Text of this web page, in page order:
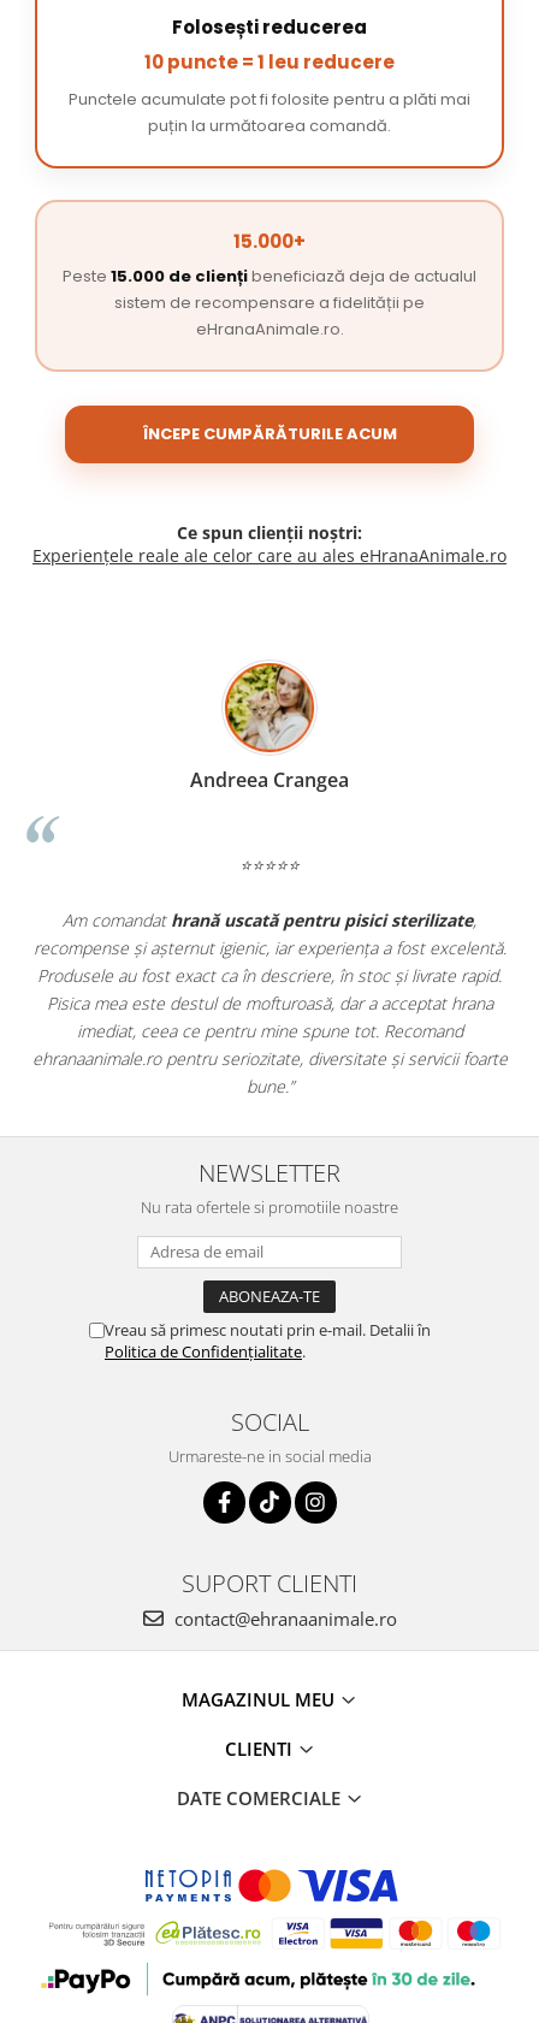
Folosești reducerea
10 puncte = 1 leu reducere
Punctele acumulate pot fi folosite pentru a plăti mai
puțin la următoarea comandă.
15.000+
Peste 15.000 de cliențibeneficiază deja de actualul
sistem de recompensare a fidelității pe
eHranaAnimale.ro.
ÎNCEPE CUMPĂRĂTURILE ACUM
Ce spun clienții noștri:
Experiențele reale ale celor care au ales eHranaAnimale.ro
Madalina Stancea
⭐⭐⭐⭐⭐
Apreciez foarte mult faptul că peehranaanimale.rogăsesc nu
doar hrană, ci și produse dinfarmacia veterinară:
antiparazitare, suplimente și soluții de îngrijire. Este foarte
comod să pot comanda tot ce am nevoie pentru animalul meu
dintr-un singur loc. Livrarea a fost rapidă, iar produsele au fost
originale și în termen. Magazin serios, bine organizat și foarte util
pentru orice stăpân de animale.
NEWSLETTER
Nu rata ofertele si promotiile noastre
Vreau să primesc noutati prin e-mail. Detalii în
Politica de Confidențialitate.
SOCIAL
Urmareste-ne in social media
SUPORT CLIENTI
contact@ehranaanimale.ro
MAGAZINUL MEU
CLIENTI
DATE COMERCIALE